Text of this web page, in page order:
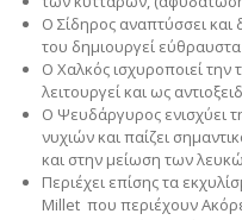
O Σίδηρος αναπτύσσει
του δημιουργεί εύθραυστα
Ο Χαλκός ισχυροποιεί την
λειτουργεί και ως
Ο Ψευδάργυρος ενισχύει
νυχιών και παίζει
και στην μείωση των
Περιέχει επίσης τα
Millet που περιέχουν